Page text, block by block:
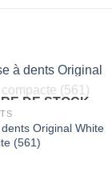
DE STOCK
Original White
(561)